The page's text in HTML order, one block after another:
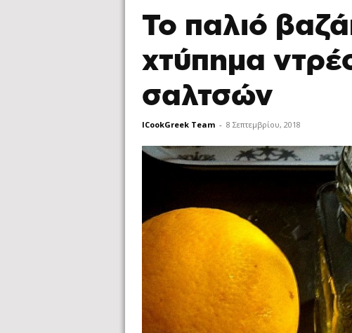
Το παλιό
χτύπημα
σαλτσών
ICookGreek Team - 8 Σεπτεμβρίου, 2018